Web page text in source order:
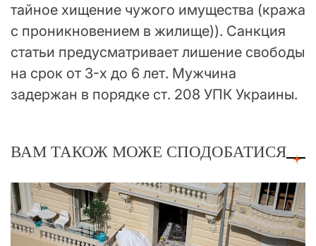
тайное хищение чужого имущества (кража
с проникновением в жилище)). Санкция
статьи предусматривает лишение свободы
на срок от 3-х до 6 лет. Мужчина
задержан в порядке ст. 208 УПК Украины.
ВАМ ТАКОЖ МОЖЕ СПОДОБАТИСЯ